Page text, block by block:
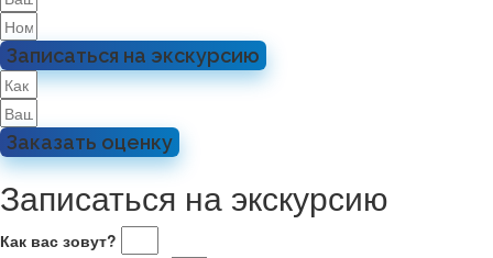
Записаться на экскурсию
Заказать оценку
Записаться на экскурсию
Как вас зовут?